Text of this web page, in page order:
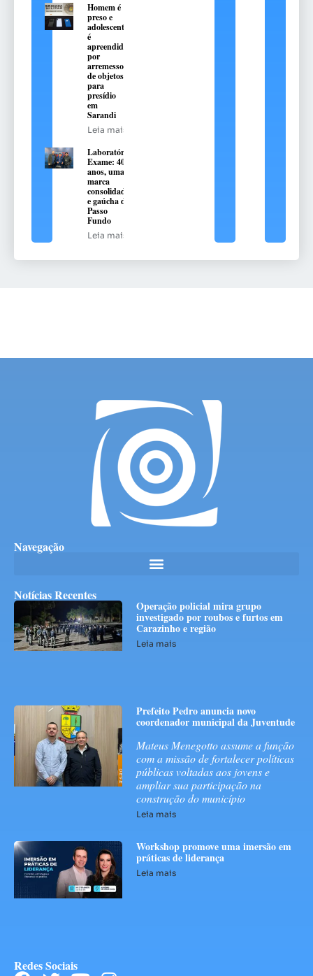
Homem é
preso e
adolescente
é
apreendido
por
arremesso
de objetos
para
presídio
em
Sarandi
Leia mais
Laboratório
Exame: 40
anos, uma
marca
consolidada
e gaúcha de
Passo
Fundo
Leia mais
Navegação
Notícias Recentes
Operação policial mira grupo
investigado por roubos e furtos em
Carazinho e região
Leia mais
Prefeito Pedro anuncia novo
coordenador municipal da Juventude
Mateus Menegotto assume a função
com a missão de fortalecer políticas
públicas voltadas aos jovens e
ampliar sua participação na
construção do município
Leia mais
Workshop promove uma imersão em
práticas de liderança
Leia mais
Redes Sociais